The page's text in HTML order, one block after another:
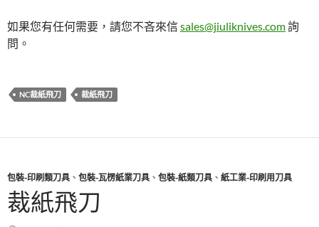
如果您有任何需要，請您不吝來信sales@jiuliknives.com詢
問。
NC裁紙飛刀 裁紙飛刀
包裝-印刷類刀具 、 包裝-瓦楞紙業刀具 、 包裝-紙類刀具 、 紙工業-印刷用刀具
裁紙飛刀